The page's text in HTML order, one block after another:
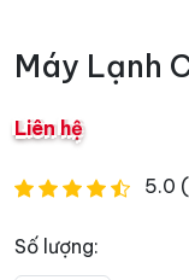
Máy Lạnh
Liên hệ
5.0
Số lượng: